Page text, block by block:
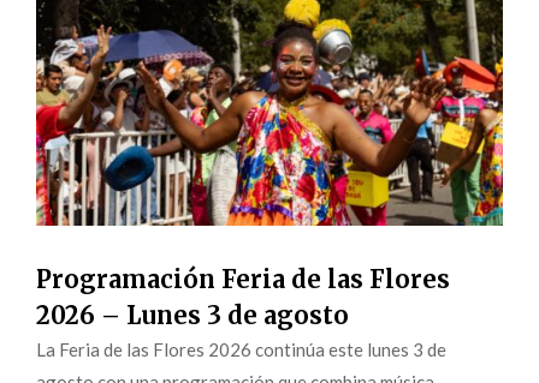
Programación Feria de las Flores
2026 – Lunes 3 de agosto
La Feria de las Flores 2026 continúa este lunes 3 de